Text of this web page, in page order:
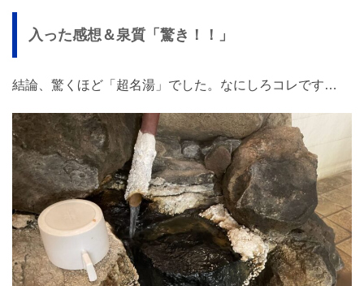
入った感想＆泉質「驚き！！」
結論、驚くほど「超名湯」でした。なにしろコレです…